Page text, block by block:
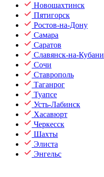
Новошахтинск
Пятигорск
Ростов-на-Дону
Самара
Саратов
Славянск-на-Кубани
Сочи
Ставрополь
Таганрог
Туапсе
Усть-Лабинск
Хасавюрт
Черкесск
Шахты
Элиста
Энгельс